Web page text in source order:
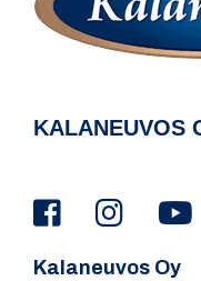
KALANEUVOS
Kalaneuvos Oy